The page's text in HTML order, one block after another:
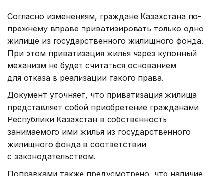
Согласно изменениям, граждане Казахстана по-
прежнему вправе приватизировать только одно
жилище из государственного жилищного фонда.
При этом приватизация жилья через купонный
механизм не будет считаться основанием
для отказа в реализации такого права.
Документ уточняет, что приватизация жилища
представляет собой приобретение гражданами
Республики Казахстан в собственность
занимаемого ими жилья из государственного
жилищного фонда в соответствии
с законодательством.
Поправками также предусмотрено, что наличие